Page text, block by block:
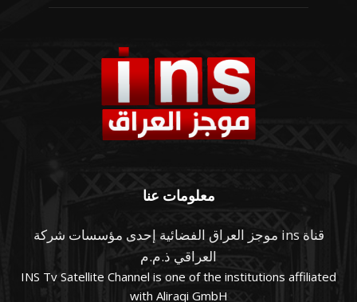
معلومات عنا
قناة ins موجز العراق الفضائية إحدى مؤسسات شركة
العراقي ذ.م.م
INS Tv Satellite Channel is one of the institutions affiliated
with Aliraqi GmbH